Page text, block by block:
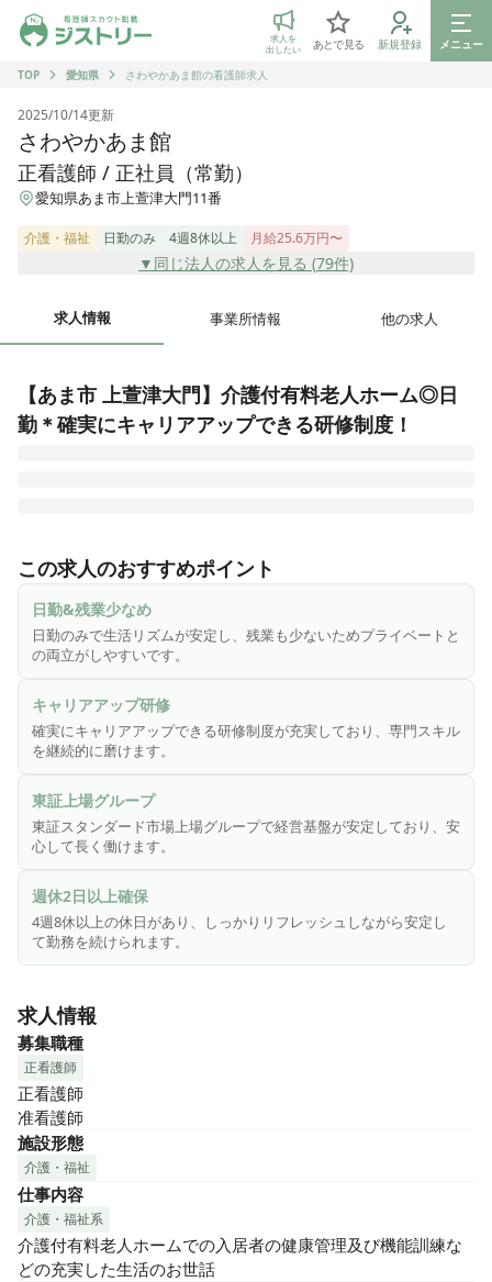
ジストリー 看護師の転職マッチング
求人を
出したい
あとで見る 新規登録
メニュー
TOP
愛知県 さわやかあま館の看護師求人
2025/10/14更新
さわやかあま館
正看護師 / 正社員（常勤）
愛知県あま市上萱津大門11番
介護・福祉 日勤のみ 4週8休以上 月給25.6万円〜
▼同じ法人の求人を見る (79件)
求人情報 事業所情報 他の求人
【あま市 上萱津大門】介護付有料老人ホーム◎日
勤＊確実にキャリアアップできる研修制度！
社ウチヤマホールディングス」のグループ会社であり、安定
した基盤と誠実な運営に力を注いでいる企業で、全国で施設
を展開しています。「慈愛の心・尊厳を守る・お客様第一主
義」という理念を掲げ、お客様に安心で笑顔溢れる生活環境
を提供しています。特に大切にしているのは、お客様の「生
きがい作り」。安心・安全はもちろんのこと、お客様に楽し
く毎日を過ごしていただけるよう、お客様の立場に立ったサ
ービスを心がけています。
この求人のおすすめポイント
日勤&残業少なめ
日勤のみで生活リズムが安定し、残業も少ないためプライベートと
の両立がしやすいです。
キャリアアップ研修
確実にキャリアアップできる研修制度が充実しており、専門スキル
を継続的に磨けます。
東証上場グループ
東証スタンダード市場上場グループで経営基盤が安定しており、安
心して長く働けます。
週休2日以上確保
4週8休以上の休日があり、しっかりリフレッシュしながら安定し
て勤務を続けられます。
求人情報
募集職種
正看護師
正看護師
准看護師
施設形態
介護・福祉
仕事内容
介護・福祉系
介護付有料老人ホームでの入居者の健康管理及び機能訓練な
どの充実した生活のお世話